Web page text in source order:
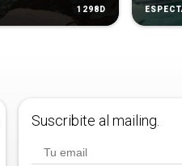
1298D
Suscribite al mailing.